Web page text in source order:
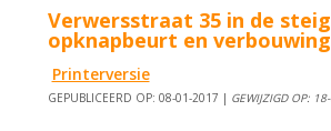
Verwersstraat 35 in de
opknapbeurt en verbouwing
Printerversie
GEPUBLICEERD OP: 08-01-2017 | GEWIJZIGD OP: